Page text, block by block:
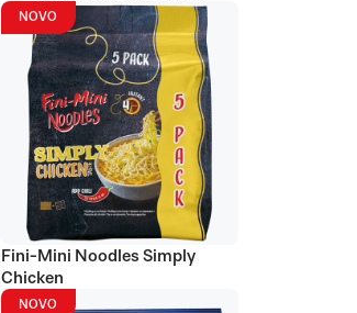
NOVO
Fini-Mini Noodles Simply
Chicken
NOVO